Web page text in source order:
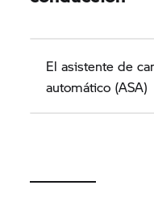
El asistente de
automático (ASA)